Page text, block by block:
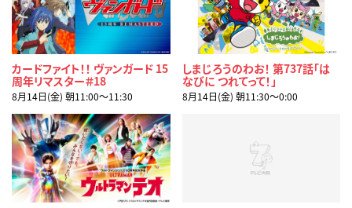
カードファイト！！ ヴァンガード 15
周年リマスター＃18
8月14日(金) 朝11:00〜11:30
しまじろうのわお！ 第737話「は
なびに つれてって！」
8月14日(金) 朝11:30〜0:00